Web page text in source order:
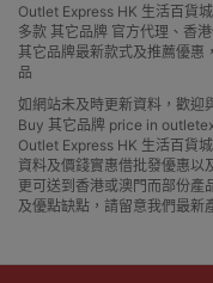
Outlet Express HK 生活百貨
多款 其它品牌 官方代理、香
其它品牌最新款式及推薦優惠
品
如網站未及時更新資料，歡迎
Buy 其它品牌 price in
Outlet Express HK 生活百貨
資料及價錢實惠借批發優惠以
更可送到香港或澳門而部份產
及優點缺點，請留意我們最新